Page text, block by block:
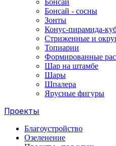
Бонсай
Бонсай - сосны
Зонты
Конус-пирамида-
Стриженные и
Топиарии
Формированные
Шар на штамбе
Шары
Шпалера
Ярусные фигуры
Проекты
Благоустройство
Озеленение